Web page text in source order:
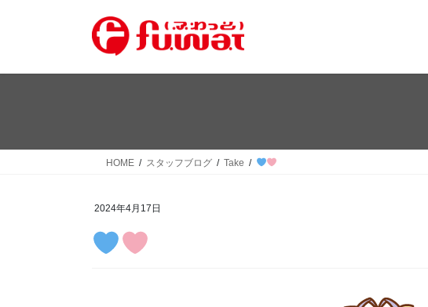
HOME スタッフブログ Take
2024年4月17日